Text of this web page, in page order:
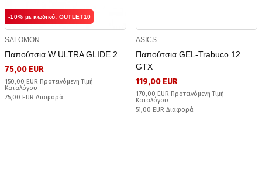
-10% με κωδικό: OUTLET10
SALOMON
Παπούτσια W ULTRA GLIDE 2
75,00 EUR
150,00 EUR Προτεινόμενη Τιμή
Καταλόγου
75,00 EUR Διαφορά
ASICS
Παπούτσια GEL-Trabuco 12
GTX
119,00 EUR
170,00 EUR Προτεινόμενη Τιμή
Καταλόγου
51,00 EUR Διαφορά